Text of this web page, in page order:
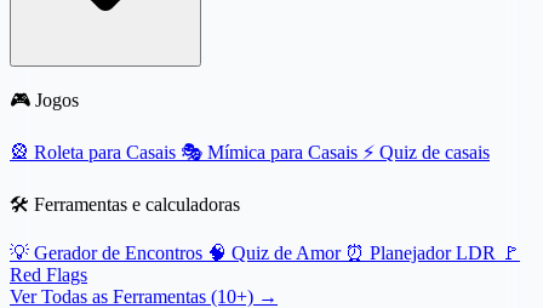
🎮 Jogos
🎡 Roleta para Casais 🎭 Mímica para Casais ⚡ Quiz de casais
🛠️ Ferramentas e calculadoras
💡 Gerador de Encontros 🧠 Quiz de Amor ⏰ Planejador LDR
🚩
Red Flags
Ver Todas as Ferramentas (10+) →